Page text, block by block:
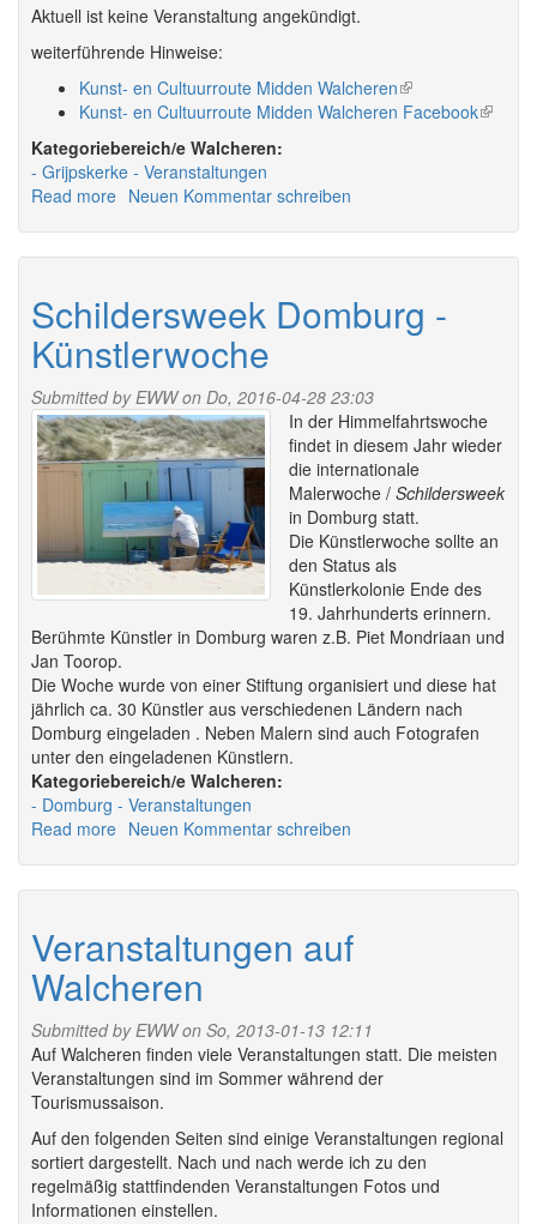
Aktuell ist keine Veranstaltung angekündigt.
weiterführende Hinweise:
Kunst- en Cultuurroute Midden Walcheren(link
is
Kunst- en Cultuurroute Midden Walcheren Facebook(link
Walcheren:
Grijpskerke
Veranstaltungen
Read more about
und
Buttinge
2026
Neuen Kommentar schreiben
Schildersweek Domburg -
Künstlerwoche
Submitted byEWWon Do, 2016-04-28 23:03
In der Himmelfahrtswoche
findet in diesem Jahr wieder
die internationale
Malerwoche / Schildersweek
in Domburg statt.
Die Künstlerwoche sollte an
den Status als
Künstlerkolonie Ende des
19. Jahrhunderts erinnern.
Berühmte Künstler in Domburg waren z.B. Piet Mondriaan und
Jan Toorop.
Die Woche wurde von einer Stiftung organisiert und diese hat
jährlich ca. 30 Künstler aus verschiedenen Ländern nach
Domburg eingeladen . Neben Malern sind auch Fotografen
unter den eingeladenen Künstlern.
Walcheren:
Domburg
Veranstaltungen
Read more about
Neuen Kommentar schreiben
Veranstaltungen auf
Walcheren
Submitted byEWWon So, 2013-01-13 12:11
Auf Walcheren finden viele Veranstaltungen statt. Die meisten
Veranstaltungen sind im Sommer während der
Tourismussaison.
Auf den folgenden Seiten sind einige Veranstaltungen regional
sortiert dargestellt. Nach und nach werde ich zu den
regelmäßig stattfindenden Veranstaltungen Fotos und
Informationen einstellen.